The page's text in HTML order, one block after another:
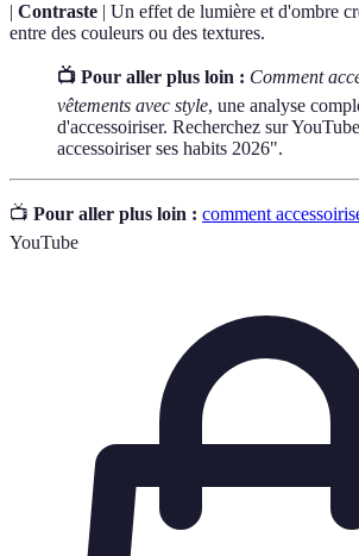
| Contraste | Un effet de lumière et d'ombre
entre des couleurs ou des textures.
📺 Pour aller plus loin : Comment
vêtements avec style, une analyse
d'accessoiriser. Recherchez sur
accessoiriser ses habits 2026".
📺 Pour aller plus loin : comment
YouTube